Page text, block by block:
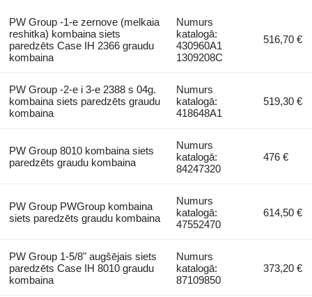
PW Group -1-e zernove (melkaia
reshitka) kombaina siets
paredzēts Case IH 2366 graudu
kombaina
Numurs
katalogā:
430960A1
1309208C
516,70 €
PW Group -2-e i 3-e 2388 s 04g.
kombaina siets paredzēts graudu
kombaina
Numurs
katalogā:
418648A1
519,30 €
PW Group 8010 kombaina siets
paredzēts graudu kombaina
Numurs
katalogā:
84247320
476 €
PW Group PWGroup kombaina
siets paredzēts graudu kombaina
Numurs
katalogā:
47552470
614,50 €
PW Group 1-5/8" augšējais siets
paredzēts Case IH 8010 graudu
kombaina
Numurs
katalogā:
87109850
373,20 €